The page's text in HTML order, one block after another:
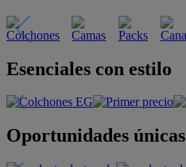
Esenciales con estilo
Oportunidades únicas